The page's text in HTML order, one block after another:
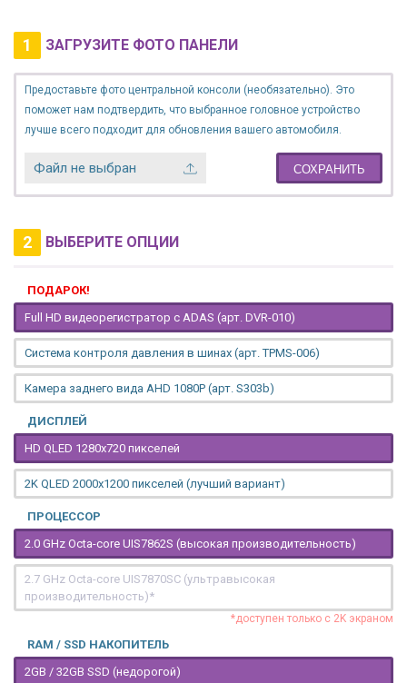
1 ЗАГРУЗИТЕ ФОТО ПАНЕЛИ
Предоставьте фото центральной консоли (необязательно). Это
поможет нам подтвердить, что выбранное головное устройство
лучше всего подходит для обновления вашего автомобиля.
Файл не выбран СОХРАНИТЬ
2 ВЫБЕРИТЕ ОПЦИИ
ПОДАРОК!
Full HD видеорегистратор с ADAS (арт. DVR-010)
Система контроля давления в шинах (арт. TPMS-006)
Камера заднего вида AHD 1080P (арт. S303b)
ДИСПЛЕЙ
HD QLED 1280x720 пикселей
2K QLED 2000х1200 пикселей (лучший вариант)
ПРОЦЕССОР
2.0 GHz Octa-core UIS7862S (высокая производительность)
2.7 GHz Octa-core UIS7870SC (ультравысокая
производительность)*
*доступен только с 2K экраном
RAM / SSD НАКОПИТЕЛЬ
2GB / 32GB SSD (недорогой)